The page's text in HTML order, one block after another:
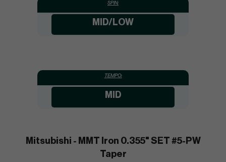
SPIN:
MID/LOW
TEMPO:
MID
Mitsubishi - MMT Iron 0.355" SET #5-PW
Taper